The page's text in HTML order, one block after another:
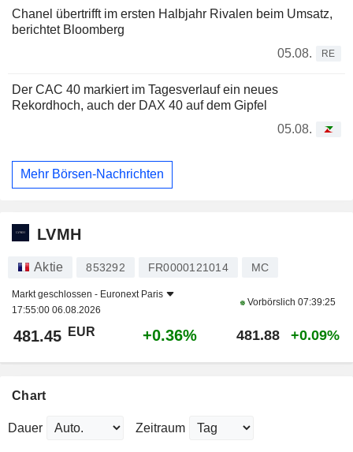
Chanel übertrifft im ersten Halbjahr Rivalen beim Umsatz,
berichtet Bloomberg
05.08.
RE
Der CAC 40 markiert im Tagesverlauf ein neues
Rekordhoch, auch der DAX 40 auf dem Gipfel
05.08.
Mehr Börsen-Nachrichten
LVMH
Aktie 853292 FR0000121014 MC
Markt geschlossen - Euronext Paris
17:55:00 06.08.2026
Vorbörslich 07:39:25
481.45 EUR +0.36% 481.88 +0.09%
Chart
Dauer Zeitraum